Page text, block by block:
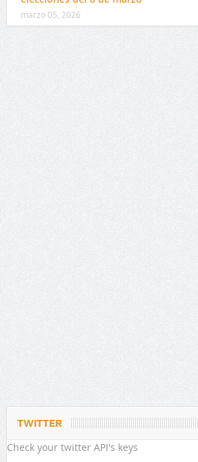
marzo 05, 2026
TWITTER
Check your twitter API's keys